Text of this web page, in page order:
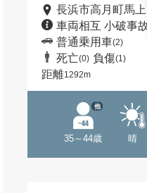
長浜市高月町馬
車両相互 小破事
普通乗用車(2)
死亡(0) 負傷(1)
距離1292m
35～44歳
他
晴